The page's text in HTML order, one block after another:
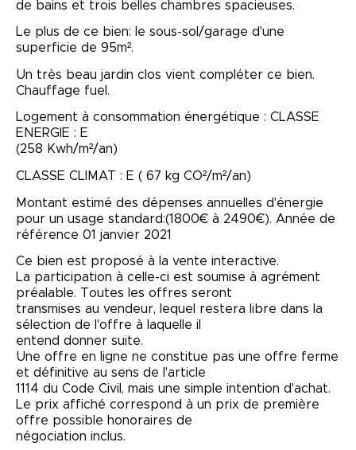
de bains et trois belles chambres spacieuses.
Le plus de ce bien: le sous-sol/garage d'une
superficie de 95m².
Un très beau jardin clos vient compléter ce bien.
Chauffage fuel.
Logement à consommation énergétique : CLASSE
ENERGIE : E
(258 Kwh/m²/an)
CLASSE CLIMAT : E ( 67 kg CO²/m²/an)
Montant estimé des dépenses annuelles d'énergie
pour un usage standard:(1800€ à 2490€). Année de
référence 01 janvier 2021
Ce bien est proposé à la vente interactive.
La participation à celle-ci est soumise à agrément
préalable. Toutes les offres seront
transmises au vendeur, lequel restera libre dans la
sélection de l'offre à laquelle il
entend donner suite.
Une offre en ligne ne constitue pas une offre ferme
et définitive au sens de l'article
1114 du Code Civil, mais une simple intention d'achat.
Le prix affiché correspond à un prix de première
offre possible honoraires de
négociation inclus.